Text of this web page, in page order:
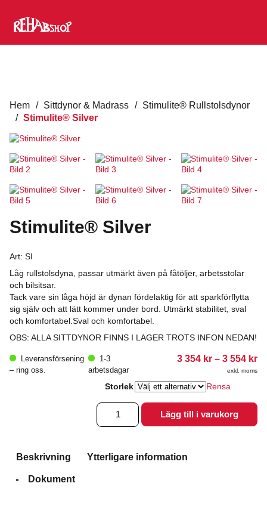
Hem / Sittdynor & Madrass / Stimulite® Rullstolsdynor
/ Stimulite® Silver
Stimulite® Silver
Art: SI
Låg rullstolsdyna, passar utmärkt även på fåtöljer, arbetsstolar
och bilsitsar.
Tack vare sin låga höjd är dynan fördelaktig för att sparkförflytta
sig själv och att lätt kommer under bord. Utmärkt stabilitet, sval
och komfortabel.Sval och komfortabel.
OBS: ALLA SITTDYNOR FINNS I LAGER TROTS INFON NEDAN!
Leveransförsening
– ring oss.
1-3
arbetsdagar
3 354 kr – 3 554 kr
exkl. moms
Storlek Rensa
Stimulite®
Silver
mängd
Lägg till i varukorg
Beskrivning Ytterligare information
Dokument